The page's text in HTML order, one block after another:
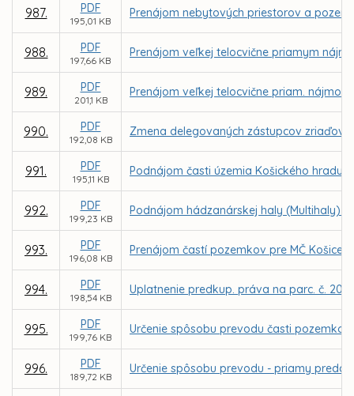
987. PDF
195,01 KB
Prenájom nebytových priestorov a
988. PDF
197,66 KB
Prenájom veľkej telocvične priamym
989. PDF
201,1 KB
Prenájom veľkej telocvične priam.
990. PDF
192,08 KB
Zmena delegovaných zástupcov
991. PDF
195,11 KB
Podnájom časti územia Košického hradu
992. PDF
199,23 KB
Podnájom hádzanárskej haly (Multihaly)
993. PDF
196,08 KB
Prenájom častí pozemkov pre MČ Košice
994. PDF
198,54 KB
Uplatnenie predkup. práva na parc. č.
995. PDF
199,76 KB
Určenie spôsobu prevodu časti
996. PDF
189,72 KB
Určenie spôsobu prevodu - priamy predaj